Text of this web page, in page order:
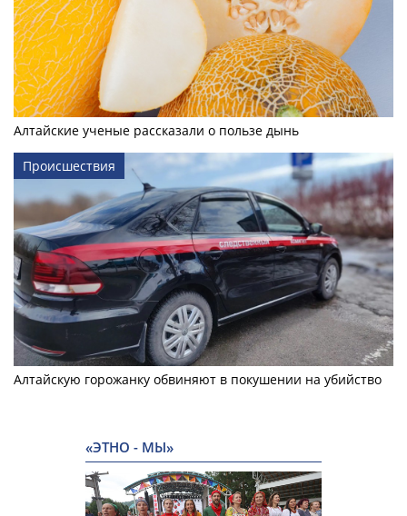
Алтайские ученые рассказали о пользе дынь
Происшествия
Алтайскую горожанку обвиняют в покушении на убийство
«ЭТНО - МЫ»